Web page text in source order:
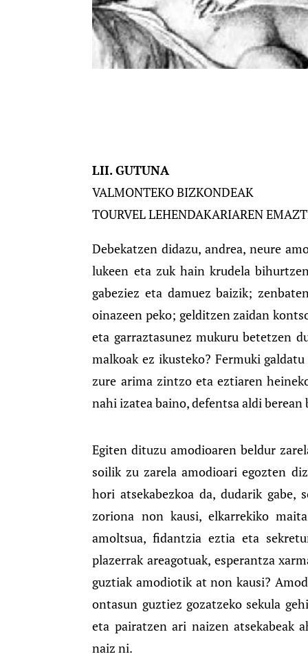
LII. GUTUNA
VALMONTEKO BIZKONDEAK
TOURVEL LEHENDAKARIAREN
Debekatzen didazu, andrea, neure
lukeen eta zuk hain krudela
gabeziez eta damuez baizik;
oinazeen peko; gelditzen zaidan
eta garraztasunez mukuru betetzen
malkoak ez ikusteko? Fermuki
zure arima zintzo eta eztiaren
nahi izatea baino, defentsa aldi
Egiten dituzu amodioaren beldur
soilik zu zarela amodioari egozten
hori atsekabezkoa da, dudarik gabe,
zoriona non kausi, elkarrekiko
amoltsua, fidantzia eztia eta
plazerrak areagotuak, esperantza
guztiak amodiotik at non kausi?
ontasun guztiez gozatzeko sekula
eta pairatzen ari naizen atsekabeak
naiz ni.